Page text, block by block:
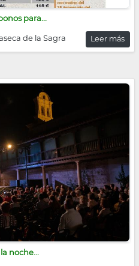
para...
de la Sagra Leer más
noche...